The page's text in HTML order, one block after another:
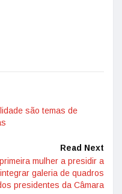
são temas de
Read Next
mulher a presidir a
galeria de quadros
presidentes da Câmara